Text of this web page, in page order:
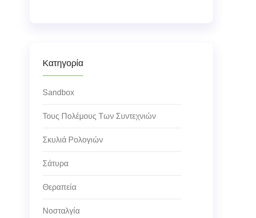
Κατηγορία
Sandbox
Τους Πολέμους Των Συντεχνιών
Σκυλιά Ρολογιών
Σάτυρα
Θεραπεία
Νοσταλγία